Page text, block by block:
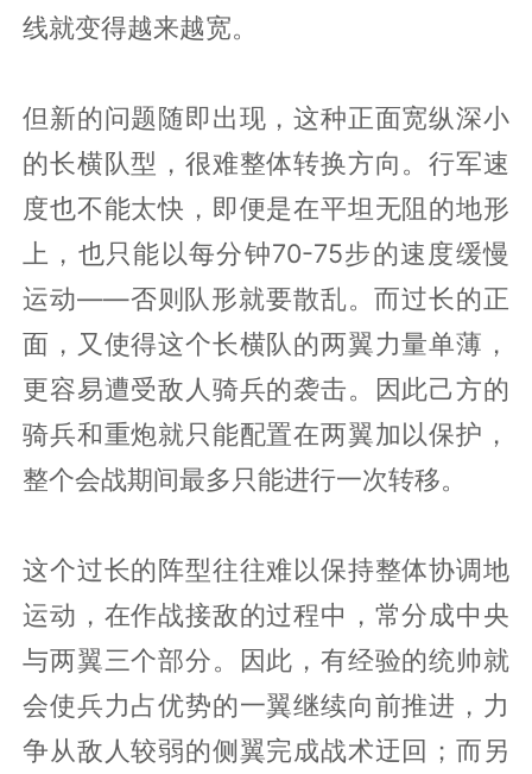
线就变得越来越宽。
但新的问题随即出现，这种正面宽纵深小
的长横队型，很难整体转换方向。行军速
度也不能太快，即便是在平坦无阻的地形
上，也只能以每分钟70-75步的速度缓慢
运动——否则队形就要散乱。而过长的正
面，又使得这个长横队的两翼力量单薄，
更容易遭受敌人骑兵的袭击。因此己方的
骑兵和重炮就只能配置在两翼加以保护，
整个会战期间最多只能进行一次转移。
这个过长的阵型往往难以保持整体协调地
运动，在作战接敌的过程中，常分成中央
与两翼三个部分。因此，有经验的统帅就
会使兵力占优势的一翼继续向前推进，力
争从敌人较弱的侧翼完成战术迂回；而另